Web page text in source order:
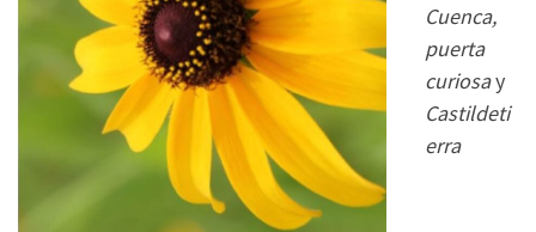
Cuenca,
puerta
curiosay
Castildeti
erra